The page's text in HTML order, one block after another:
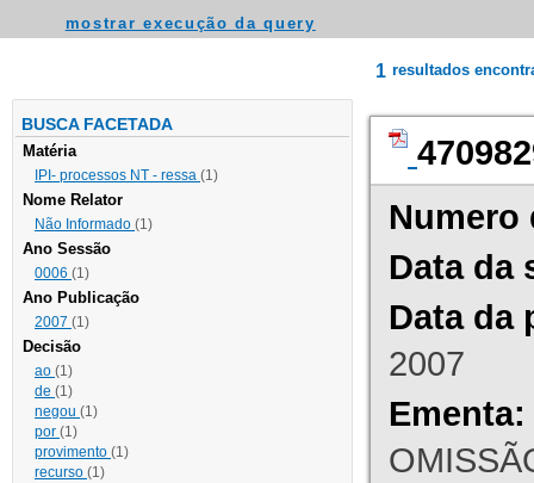
mostrar execução da query
BUSCA FACETADA
Matéria
IPI- processos NT - ressa (1)
Nome Relator
Não Informado (1)
Ano Sessão
0006 (1)
Ano Publicação
2007 (1)
Decisão
ao (1)
de (1)
negou (1)
por (1)
provimento (1)
recurso (1)
1 resultados
Numero
Data da
Data da
2007
Ementa: